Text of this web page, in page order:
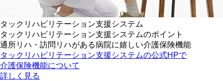
タックリハビリテーション支援システム
タックリハビリテーション支援システムのポイント
通所リハ・訪問リハがある病院に嬉しい介護保険機能
タックリハビリテーション支援システムの公式HPで
介護保険機能について
詳しく見る